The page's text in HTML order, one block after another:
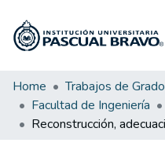
Communities & Collections
All of DSpace
Statistics
Home Trabajos de Grado
Facultad de Ingeniería